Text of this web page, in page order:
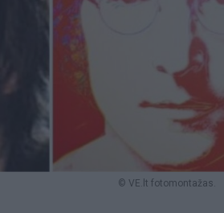
© VE.lt fotomontažas.